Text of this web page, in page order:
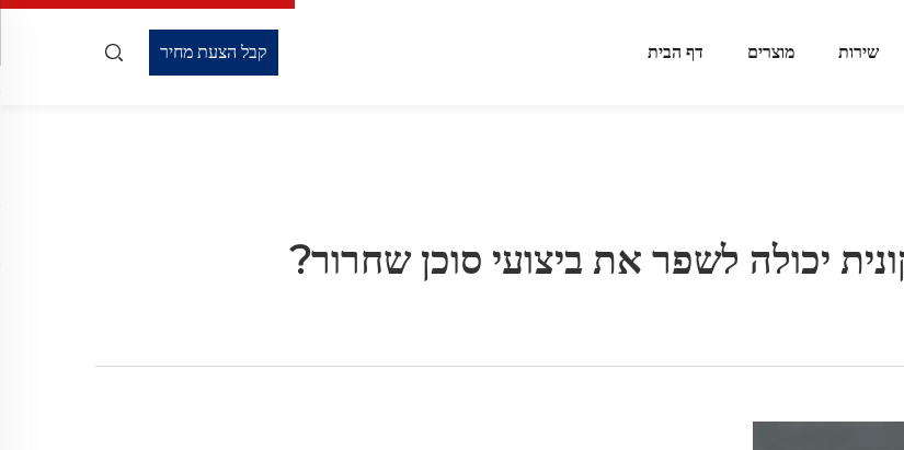
דף הבית מוצרים שירות קבל הצעת מחיר
יכולה לשפר את ביצועי סוכן שחרור?